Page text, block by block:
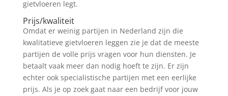
gietvloeren legt.
Prijs/kwaliteit
Omdat er weinig partijen in Nederland zijn die
kwalitatieve gietvloeren leggen zie je dat de meeste
partijen de volle prijs vragen voor hun diensten. Je
betaalt vaak meer dan nodig hoeft te zijn. Er zijn
echter ook specialistische partijen met een eerlijke
prijs. Als je op zoek gaat naar een bedrijf voor jouw